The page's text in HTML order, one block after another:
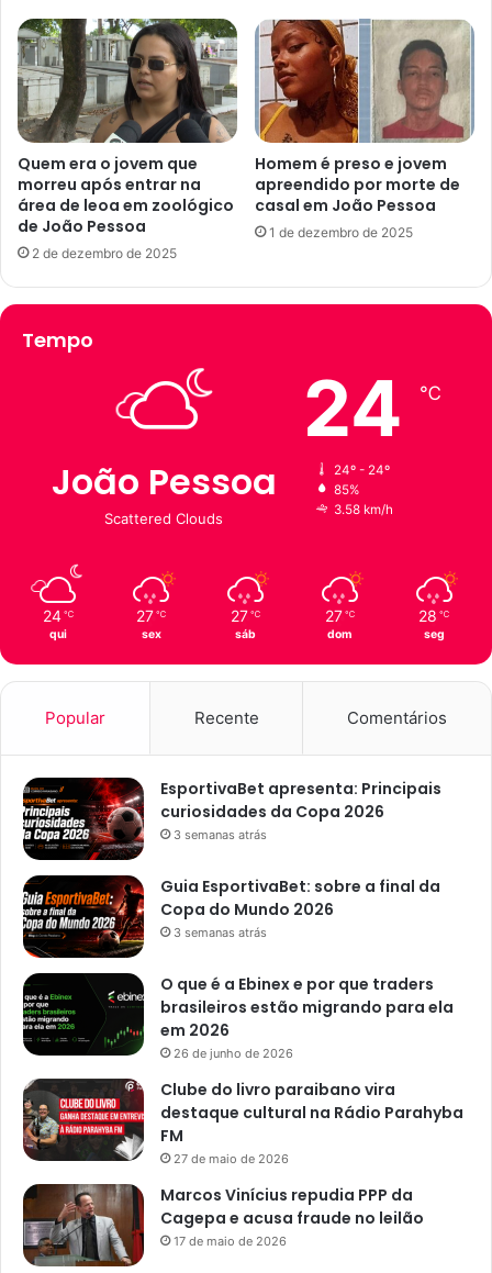
a
r
a
í
b
a
e
m
f
e
v
r
e
s
o
n
a
A
r
g
e
n
a
a
r
e
s
d
o
e
m
a
m
p
n
a
G
n
d
e
Quem era o jovem que
morreu após entrar na
área de leoa em zoológico
de João Pessoa
2 de dezembro de 2025
Homem é preso e jovem
apreendido por morte de
casal em João Pessoa
1 de dezembro de 2025
Tempo
João Pessoa
Scattered Clouds
24 ℃
24º - 24º
85%
3.58 km/h
24 ℃
qui
27 ℃
sex
27 ℃
sáb
27 ℃
dom
28 ℃
seg
Popular Recente Comentários
EsportivaBet apresenta: Principais
curiosidades da Copa 2026
3 semanas atrás
Guia EsportivaBet: sobre a final da
Copa do Mundo 2026
3 semanas atrás
O que é a Ebinex e por que traders
brasileiros estão migrando para ela
em 2026
26 de junho de 2026
Clube do livro paraibano vira
destaque cultural na Rádio Parahyba
FM
27 de maio de 2026
Marcos Vinícius repudia PPP da
Cagepa e acusa fraude no leilão
17 de maio de 2026